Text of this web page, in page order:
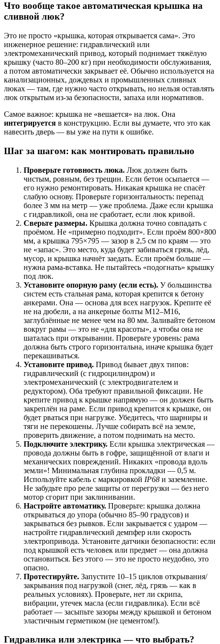
Что вообще такое автоматическая крышка на
сливной люк?
Это не просто «крышка, которая открывается сама». Это
инженерное решение: гидравлический или
электромеханический привод, который поднимает тяжёлую
крышку (часто 80–200 кг) при необходимости обслуживания,
а потом автоматически закрывает её. Обычно используется на
канализационных, дождевых и промышленных сливных
люках — там, где нужно часто открывать, но нельзя оставлять
люк открытым из-за безопасности, запаха или нормативов.
Самое важное: крышка не «вешается» на люк. Она
интегрируется в конструкцию. Если вы думаете, что это как
навесить дверь — вы уже на пути к ошибке.
Шаг за шагом: как монтировать правильно
Проверьте готовность люка. Люк должен быть
чистым, ровным, без трещин. Если бетон осыпается —
его нужно ремонтировать. Никакая крышка не спасёт
слабую основу. Проверьте горизонтальность: перепад
более 3 мм на метр — уже проблема. Даже если крышка
с гидравликой, она не сработает, если люк кривой.
Сверьте размеры. Крышка должна точно совпадать с
проёмом. Не «примерно подходит». Если проём 800×800
мм, а крышка 795×795 — зазор в 2,5 см по краям — это
не «запас». Это место, куда будет забиваться грязь, лёд,
мусор, и крышка начнёт заедать. Если проём больше —
нужна рама-вставка. Не пытайтесь «подогнать» крышку
под люк.
Установите опорную раму (если есть). У большинства
систем есть стальная рама, которая крепится к бетону
анкерами. Она — основа для всех нагрузок. Крепите её
не на дюбели, а на анкерные болты M12–M16,
заглублённые не менее чем на 80 мм. Заливайте бетоном
вокруг рамы — это не «для красоты», а чтобы она не
шаталась при открывании. Проверьте уровень: рама
должна быть строго горизонтальна, иначе крышка будет
перекашиваться.
Установите привод. Привод бывает двух типов:
гидравлический (с гидроцилиндром) и
электромеханический (с электродвигателем и
редуктором). Оба требуют правильной фиксации. Не
крепите привод к крышке напрямую — он должен быть
закреплён на раме. Если привод крепится к крышке, он
будет рваться при нагрузке. Убедитесь, что шарниры и
тяги не перекошены. Лучше собирать всё на земле,
проверить движение, а потом поднимать на место.
Подключите электрику. Если крышка электрическая —
провода должны быть в гофре, защищённой от влаги и
механических повреждений. Никаких «провода вдоль
земли»! Минимальная глубина прокладки — 0,5 м.
Используйте кабель с маркировкой IP68 и заземление.
Не забудьте про реле защиты от перегрузки — без него
мотор сгорит при заклинивании.
Настройте автоматику. Проверьте: крышка должна
открываться до упора (обычно 85–90 градусов) и
закрываться без рывков. Если закрывается с ударом —
настройте гидравлический демпфер или скорость
электропривода. Установите датчики безопасности: если
под крышкой есть человек или предмет — она должна
остановиться. Без этого — это не просто неудобно, это
опасно.
Протестируйте. Запустите 10–15 циклов открывания/
закрывания под нагрузкой (снег, лёд, грязь — как в
реальных условиях). Проверьте, нет ли скрипа,
вибрации, утечек масла (если гидравлика). Если всё
работает — засыпьте зазоры между крышкой и бетоном
эластичным герметиком (не цементом!).
Гидравлика или электрика — что выбрать?